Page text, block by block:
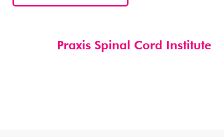
Praxis Spinal Cord Institute